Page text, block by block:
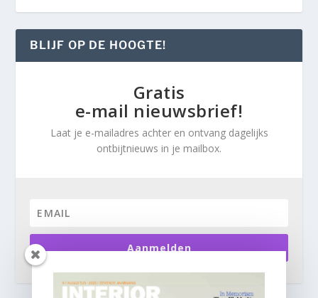
BLIJF OP DE HOOGTE!
Gratis
e-mail nieuwsbrief!
Laat je e-mailadres achter en ontvang dagelijks
ontbijtnieuws in je mailbox.
Aanmelden